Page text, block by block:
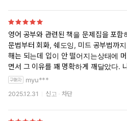
영어 공부와 관련된 책을 문제집을 포
문법부터 회화, 쉐도잉, 미드 공부법까
해는 되는데 입이 안 떨어지는상태에
면서 그 이유를 꽤 명확하게 깨달았다.
니라, 영어를 피하고 있었던 셈이었다...
이 책의 핵심 메시지는 단순하다. 영어
것. 그런데 여기서 말하는 ‘외우기’는
myu***
2025.12.31 신고 차단